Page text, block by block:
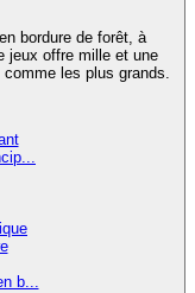
bordure de forêt, à
jeux offre mille et une
les plus grands.
b...